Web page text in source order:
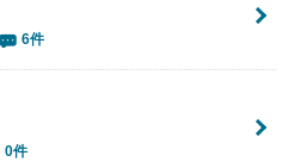
6件
0件